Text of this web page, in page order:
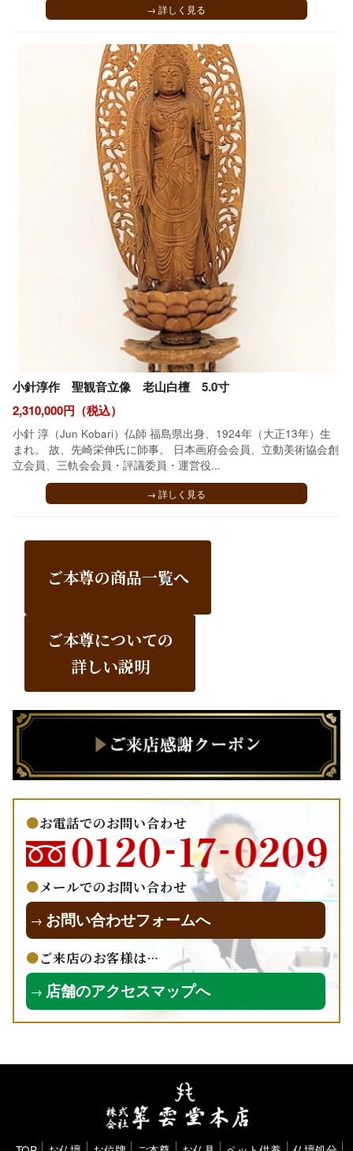
→ 詳しく見る
小針淳作 聖観音立像 老山白檀 5.0寸
2,310,000円（税込）
小針 淳（Jun Kobari）仏師 福島県出身、1924年（大正13年）生
まれ。 故、先崎栄伸氏に師事。 日本画府会会員、立動美術協会創
立会員、三軌会会員・評議委員・運営役...
→ 詳しく見る
ご本尊の商品一覧へ
ご本尊についての
詳しい説明
お電話でのお問い合わせ
メールでのお問い合わせ
→ お問い合わせフォームへ
ご来店のお客様は…
→ 店舗のアクセスマップへ